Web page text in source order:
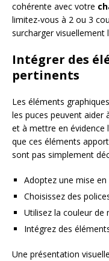
cohérente avec votre
limitez-vous à 2 ou 3
surcharger visuellement
Intégrer des
pertinents
Les éléments
les puces peuvent aider
et à mettre en évidence
que ces éléments
sont pas simplement
Adoptez une mise
Choisissez des
Utilisez la couleur de
Intégrez des
Une présentation